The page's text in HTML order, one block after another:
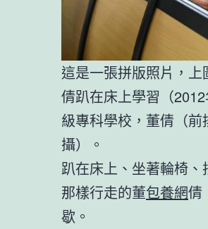
這是一張拼版照片，
倩趴在床上學習（
級專科學校，董倩（
攝）。
趴在床上、坐著輪椅
那樣行走的董包養網倩
歇。